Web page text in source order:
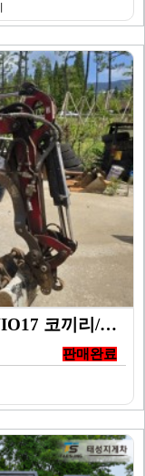
얀마/굴삭기/1.7톤 미니굴삭기/VIO17 코끼리/20…
판매완료